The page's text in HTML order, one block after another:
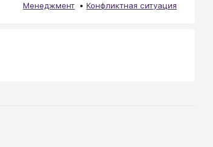
Менеджмент Конфликтная ситуация